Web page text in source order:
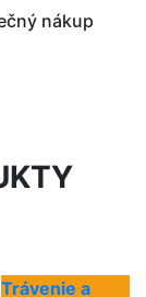
nákup
Trávenie a